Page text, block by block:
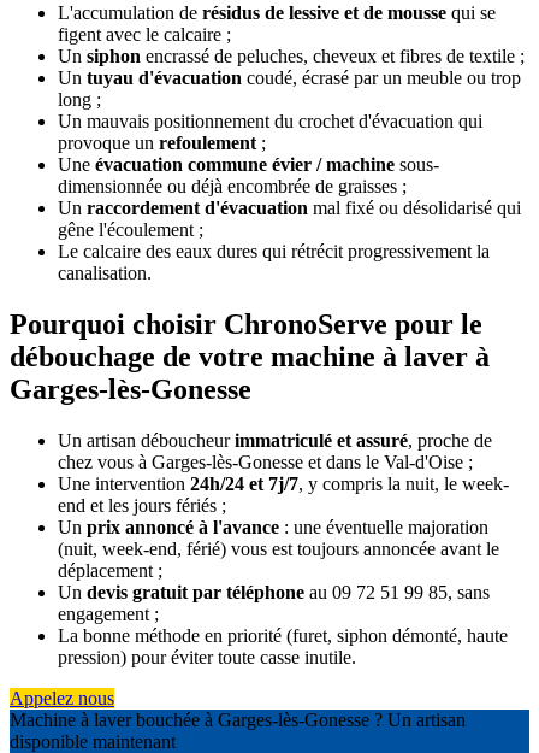
L'accumulation de résidus de lessive et de mousse qui se
figent avec le calcaire ;
Un siphon encrassé de peluches, cheveux et fibres de textile ;
Un tuyau d'évacuation coudé, écrasé par un meuble ou trop
long ;
Un mauvais positionnement du crochet d'évacuation qui
provoque un refoulement ;
Une évacuation commune évier / machine sous-
dimensionnée ou déjà encombrée de graisses ;
Un raccordement d'évacuation mal fixé ou désolidarisé qui
gêne l'écoulement ;
Le calcaire des eaux dures qui rétrécit progressivement la
canalisation.
Pourquoi choisir ChronoServe pour le
débouchage de votre machine à laver à
Garges-lès-Gonesse
Un artisan déboucheurimmatriculé et assuré, proche de
chez vous à Garges-lès-Gonesse et dans le Val-d'Oise ;
Une intervention 24h/24 et 7j/7, y compris la nuit, le week-
end et les jours fériés ;
Un prix annoncé à l'avance : une éventuelle majoration
(nuit, week-end, férié) vous est toujours annoncée avant le
déplacement ;
Un devis gratuit par téléphone au 09 72 51 99 85, sans
engagement ;
La bonne méthode en priorité (furet, siphon démonté, haute
pression) pour éviter toute casse inutile.
Appelez nous
Machine à laver bouchée à Garges-lès-Gonesse ? Un artisan
disponible maintenant